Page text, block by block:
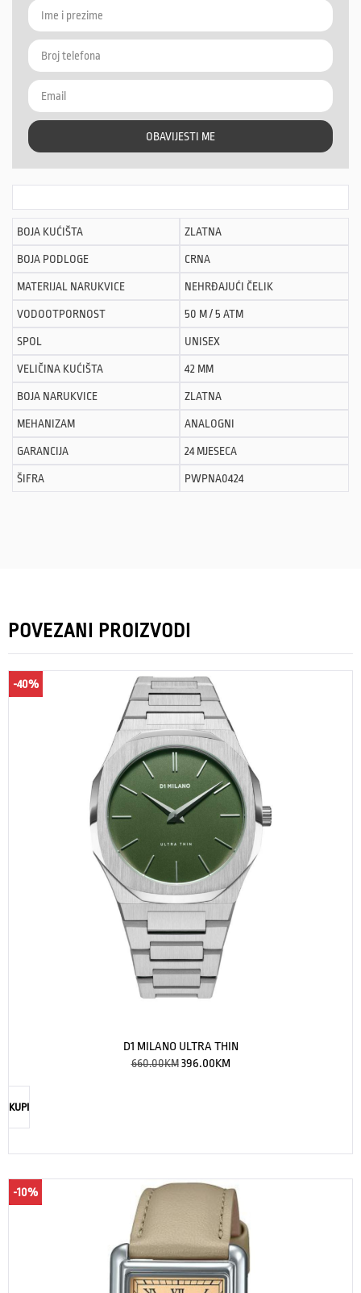
OBAVIJESTI ME
BOJA KUĆIŠTA ZLATNA
BOJA PODLOGE CRNA
MATERIJAL NARUKVICE NEHRĐAJUĆI ČELIK
VODOOTPORNOST 50 M / 5 ATM
SPOL UNISEX
VELIČINA KUĆIŠTA 42 MM
BOJA NARUKVICE ZLATNA
MEHANIZAM ANALOGNI
GARANCIJA 24 MJESECA
ŠIFRA PWPNA0424
POVEZANI PROIZVODI
-40%
D1 MILANO ULTRA THIN
660.00KM 396.00KM
KUPI
-10%